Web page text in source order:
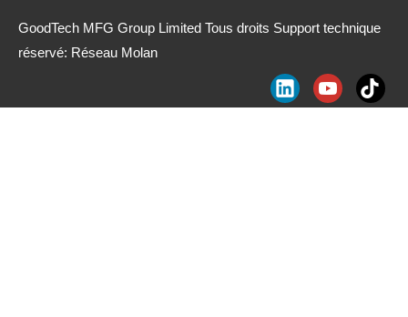
GoodTech MFG Group Limited Tous droits Support technique
réservé: Réseau Molan